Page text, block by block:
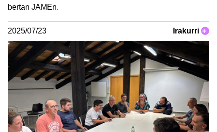
bertan JAMEn.
2025/07/23 Irakurri +